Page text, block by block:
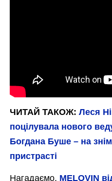
вражає периферичну
зазначив сам шоумен,
паралізує.